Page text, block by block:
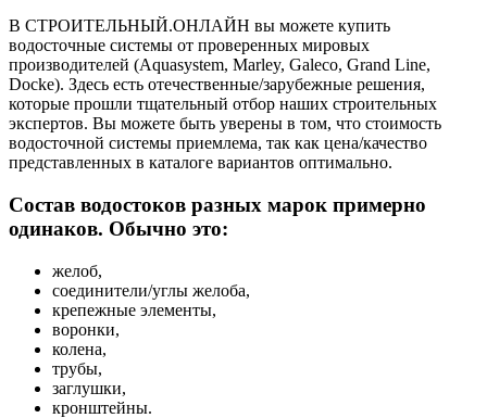
В СТРОИТЕЛЬНЫЙ.ОНЛАЙН вы можете купить
водосточные системы от проверенных мировых
производителей (Aquasystem, Marley, Galeco, Grand Line,
Docke). Здесь есть отечественные/зарубежные решения,
которые прошли тщательный отбор наших строительных
экспертов. Вы можете быть уверены в том, что стоимость
водосточной системы приемлема, так как цена/качество
представленных в каталоге вариантов оптимально.
Состав водостоков разных марок примерно
одинаков. Обычно это:
желоб,
соединители/углы желоба,
крепежные элементы,
воронки,
колена,
трубы,
заглушки,
кронштейны.